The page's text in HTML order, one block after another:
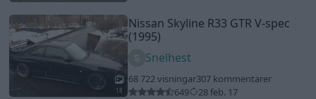
18
Nissan Skyline R33 GTR V-spec
(1995)
Snelhest
68 722 visningar307 kommentarer
649
28 feb. 17